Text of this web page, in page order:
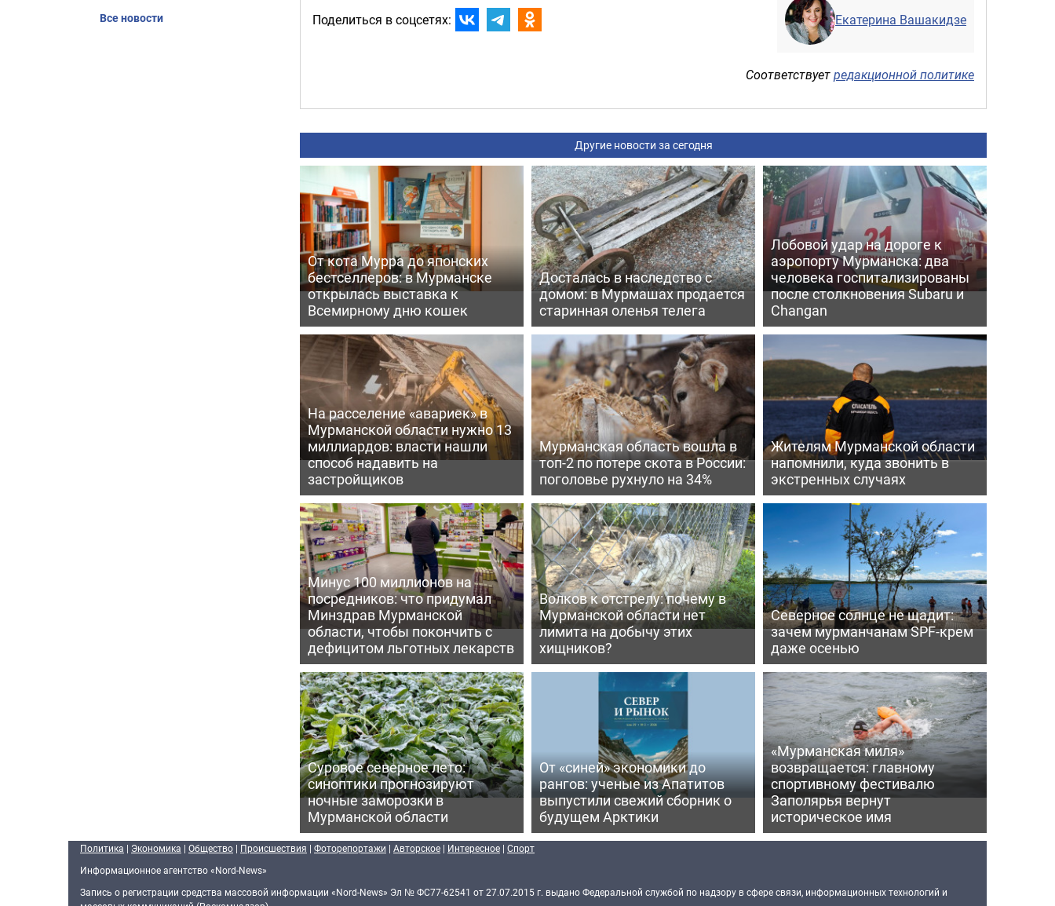
Поделиться в соцсетях: Екатерина Вашакидзе
Соответствуетредакционной политике
Другие новости за сегодня
От кота Мурра до японских
бестселлеров: в Мурманске
открылась выставка к
Всемирному дню кошек
Досталась в наследство с
домом: в Мурмашах продается
старинная оленья телега
Лобовой удар на дороге к
аэропорту Мурманска: два
человека госпитализированы
после столкновения Subaru и
Changan
На расселение «авариек» в
Мурманской области нужно 13
миллиардов: власти нашли
способ надавить на
застройщиков
Мурманская область вошла в
топ-2 по потере скота в России:
поголовье рухнуло на 34%
Жителям Мурманской области
напомнили, куда звонить в
экстренных случаях
Минус 100 миллионов на
посредников: что придумал
Минздрав Мурманской
области, чтобы покончить с
дефицитом льготных лекарств
Волков к отстрелу: почему в
Мурманской области нет
лимита на добычу этих
хищников?
Северное солнце не щадит:
зачем мурманчанам SPF-крем
даже осенью
Суровое северное лето:
синоптики прогнозируют
ночные заморозки в
Мурманской области
От «синей» экономики до
рангов: ученые из Апатитов
выпустили свежий сборник о
будущем Арктики
«Мурманская миля»
возвращается: главному
спортивному фестивалю
Заполярья вернут
историческое имя
Все новости
Политика | Экономика | Общество | Происшествия | Фоторепортажи | Авторское | Интересное | Спорт
Информационное агентство «Nord-News»
Запись о регистрации средства массовой информации «Nord-News» Эл № ФС77-62541 от 27.07.2015 г. выдано Федеральной службой по надзору в сфере связи, информационных технологий и